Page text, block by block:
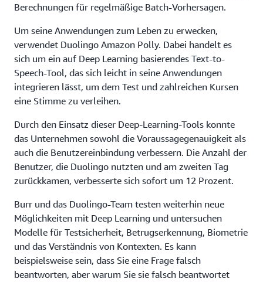
Berechnungen für regelmäßige Batch-Vorhersagen.
Um seine Anwendungen zum Leben zu erwecken,
verwendet Duolingo Amazon Polly. Dabei handelt es
sich um ein auf Deep Learning basierendes Text-to-
Speech-Tool, das sich leicht in seine Anwendungen
integrieren lässt, um dem Test und zahlreichen Kursen
eine Stimme zu verleihen.
Durch den Einsatz dieser Deep-Learning-Tools konnte
das Unternehmen sowohl die Voraussagegenauigkeit als
auch die Benutzereinbindung verbessern. Die Anzahl der
Benutzer, die Duolingo nutzten und am zweiten Tag
zurückkamen, verbesserte sich sofort um 12 Prozent.
Burr und das Duolingo-Team testen weiterhin neue
Möglichkeiten mit Deep Learning und untersuchen
Modelle für Testsicherheit, Betrugserkennung, Biometrie
und das Verständnis von Kontexten. Es kann
beispielsweise sein, dass Sie eine Frage falsch
beantworten, aber warum Sie sie falsch beantwortet